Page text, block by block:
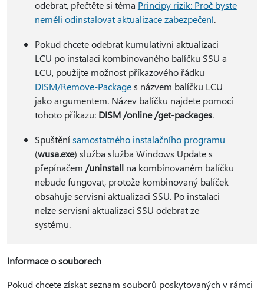
odebrat, přečtěte si téma Principy rizik: Proč byste
neměli odinstalovat aktualizace zabezpečení.
Pokud chcete odebrat kumulativní aktualizaci
LCU po instalaci kombinovaného balíčku SSU a
LCU, použijte možnost příkazového řádku
DISM/Remove-Packages názvem balíčku LCU
jako argumentem. Název balíčku najdete pomocí
tohoto příkazu: DISM /online /get-packages.
Spuštěnísamostatného instalačního programu
(wusa.exe) služba služba Windows Update s
přepínačem /uninstallna kombinovaném balíčku
nebude fungovat, protože kombinovaný balíček
obsahuje servisní aktualizaci SSU. Po instalaci
nelze servisní aktualizaci SSU odebrat ze
systému.
Informace o souborech
Pokud chcete získat seznam souborů poskytovaných v rámci